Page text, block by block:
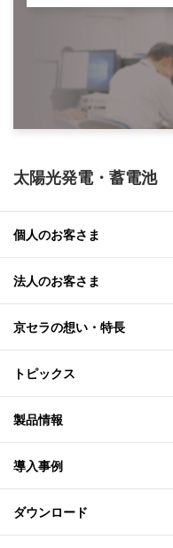
太陽光発電・蓄電池
個人のお客さま
法人のお客さま
京セラの想い・特長
トピックス
製品情報
導入事例
ダウンロード